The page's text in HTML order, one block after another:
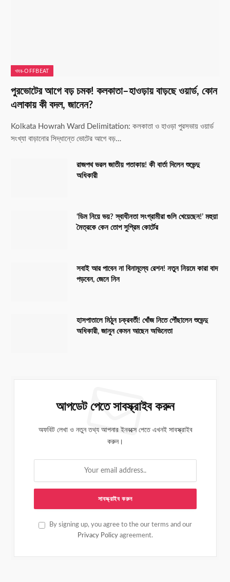
খবর-OFFBEAT
পুরভোটের আগে বড় চমক! কলকাতা–হাওড়ায় বাড়ছে ওয়ার্ড, কোন
এলাকায় কী বদল, জানেন?
Kolkata Howrah Ward Delimitation: কলকাতা ও হাওড়া পুরসভায় ওয়ার্ড
সংখ্যা বাড়ানোর সিদ্ধান্তে ভোটের আগে বড়…
রাজপথ ভরল জাতীয় পতাকায়! কী বার্তা দিলেন শুভেন্দু
অধিকারী
‘ডিম নিয়ে ভয়? স্বাধীনতা সংগ্রামীরা গুলি খেয়েছেন!’ মহুয়া
মৈত্রকে কেন তোপ সুপ্রিম কোর্টের
সবাই আর পাবেন না বিনামূল্যে রেশন! নতুন নিয়মে কারা বাদ
পড়বেন, জেনে নিন
হাসপাতালে মিঠুন চক্রবর্তী! খোঁজ নিতে পৌঁছালেন শুভেন্দু
অধিকারী, জানুন কেমন আছেন অভিনেতা
আপডেট পেতে সাবস্ক্রাইব করুন
অফবিট লেখা ও নতুন তথ্য আপনার ইনবক্সে পেতে এখনই সাবস্ক্রাইব
করুন।
By signing up, you agree to the our terms and our
Privacy Policy agreement.